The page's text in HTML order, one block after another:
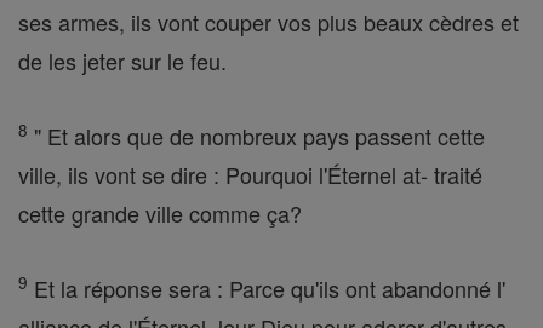
ses armes, ils vont couper vos plus beaux cèdres et
de les jeter sur le feu.
8 " Et alors que de nombreux pays passent cette
ville, ils vont se dire : Pourquoi l'Éternel at- traité
cette grande ville comme ça?
9 Et la réponse sera : Parce qu'ils ont abandonné l'